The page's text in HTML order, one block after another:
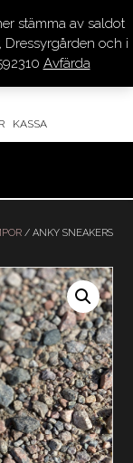
KASSA
/ ANKY SNEAKERS
stämma av saldot
och i
Avfärda